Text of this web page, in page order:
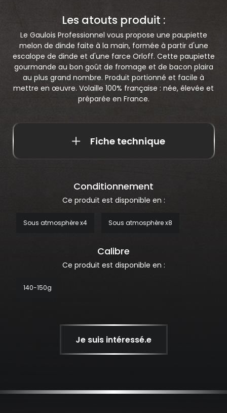
Les atouts produit :
Le Gaulois Professionnel vous propose une paupiette
melon de dinde faite à la main, formée à partir d'une
escalope de dinde et d'une farce Orloff. Cette paupiette
gourmande au bon goût de fromage et de bacon plaira
au plus grand nombre. Produit portionné et facile à
mettre en œuvre. Volaille 100% française : née, élevée et
préparée en France.
Fiche technique
Conditionnement
Ce produit est disponible en :
Sous atmosphère x4 Sous atmosphère x8
Calibre
Ce produit est disponible en :
140-150g
Je suis intéressé.e